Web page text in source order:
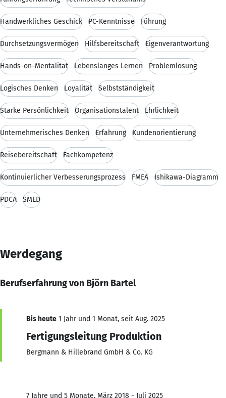
Handwerkliches Geschick PC-Kenntnisse Führung
Durchsetzungsvermögen Hilfsbereitschaft Eigenverantwortung
Hands-on-Mentalität Lebenslanges Lernen Problemlösung
Logisches Denken Loyalität Selbstständigkeit
Starke Persönlichkeit Organisationstalent Ehrlichkeit
Unternehmerisches Denken Erfahrung Kundenorientierung
Reisebereitschaft Fachkompetenz
Kontinuierlicher Verbesserungsprozess FMEA Ishikawa-Diagramm
PDCA SMED
Werdegang
Berufserfahrung von Björn Bartel
Bis heute 1 Jahr und 1 Monat, seit Aug. 2025
Fertigungsleitung Produktion
Bergmann & Hillebrand GmbH & Co. KG
7 Jahre und 5 Monate, März 2018 - Juli 2025